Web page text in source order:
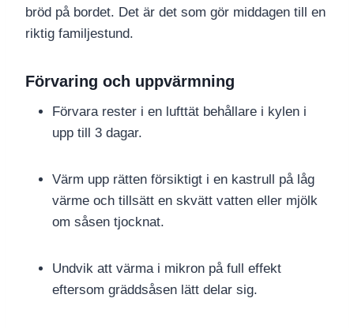
bröd på bordet. Det är det som gör middagen till en
riktig familjestund.
Förvaring och uppvärmning
Förvara rester i en lufttät behållare i kylen i
upp till 3 dagar.
Värm upp rätten försiktigt i en kastrull på låg
värme och tillsätt en skvätt vatten eller mjölk
om såsen tjocknat.
Undvik att värma i mikron på full effekt
eftersom gräddsåsen lätt delar sig.